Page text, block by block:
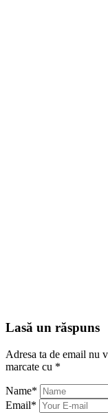
Lasă un răspuns
Adresa ta de email nu
marcate cu *
Name*
Email*